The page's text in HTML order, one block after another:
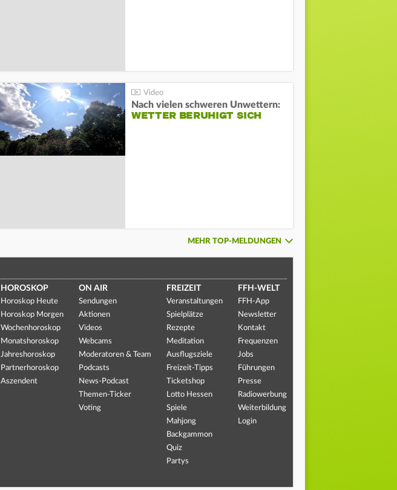
Nach vielen schweren Unwettern:
WETTER BERUHIGT SICH
MEHR TOP-MELDUNGEN
HOROSKOP
Horoskop Heute
Horoskop Morgen
Wochenhoroskop
Monatshoroskop
Jahreshoroskop
Partnerhoroskop
Aszendent
ON AIR
Sendungen
Aktionen
Videos
Webcams
Moderatoren & Team
Podcasts
News-Podcast
Themen-Ticker
Voting
FREIZEIT
Veranstaltungen
Spielplätze
Rezepte
Meditation
Ausflugsziele
Freizeit-Tipps
Ticketshop
Lotto Hessen
Spiele
Mahjong
Backgammon
Quiz
Partys
FFH-WELT
FFH-App
Newsletter
Kontakt
Frequenzen
Jobs
Führungen
Presse
Radiowerbung
Weiterbildung
Login